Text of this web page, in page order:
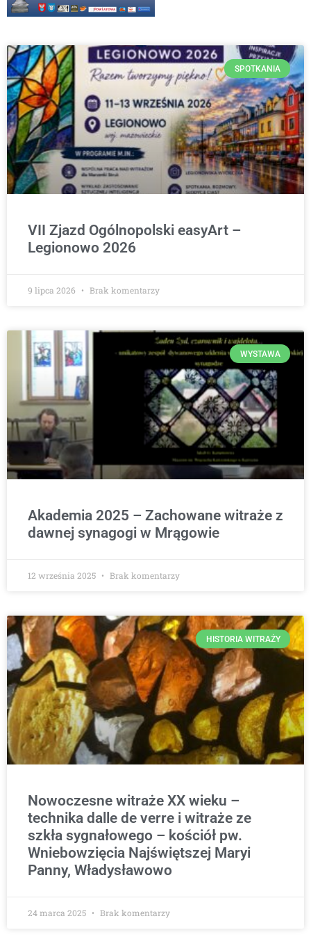
SPOTKANIA
VII Zjazd Ogólnopolski easyArt –
Legionowo 2026
9 lipca 2026 Brak komentarzy
WYSTAWA
Akademia 2025 – Zachowane witraże z
dawnej synagogi w Mrągowie
12 września 2025 Brak komentarzy
HISTORIA WITRAŻY
Nowoczesne witraże XX wieku –
technika dalle de verre i witraże ze
szkła sygnałowego – kościół pw.
Wniebowzięcia Najświętszej Maryi
Panny, Władysławowo
24 marca 2025 Brak komentarzy